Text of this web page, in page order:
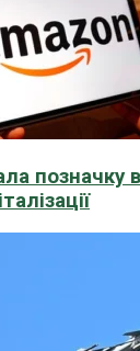
позначку